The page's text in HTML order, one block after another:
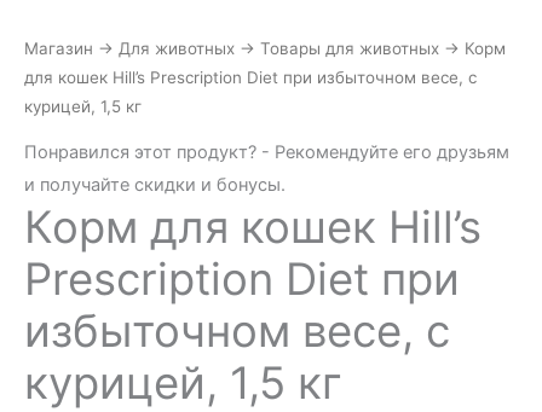
Магазин → Для животных → Товары для животных → Корм
для кошек Hill’s Prescription Diet при избыточном весе, с
курицей, 1,5 кг
Понравился этот продукт? - Рекомендуйте его друзьям
и получайте скидки и бонусы.
Корм для кошек Hill’s
Prescription Diet при
избыточном весе, с
курицей, 1,5 кг